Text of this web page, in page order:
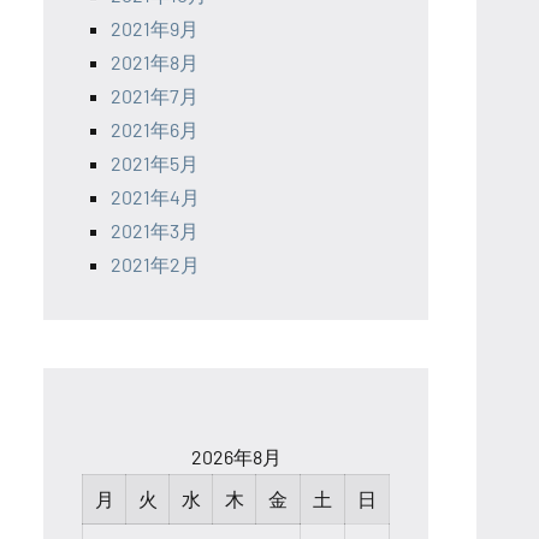
2021年9月
2021年8月
2021年7月
2021年6月
2021年5月
2021年4月
2021年3月
2021年2月
2026年8月
月
火 水 木 金 土 日